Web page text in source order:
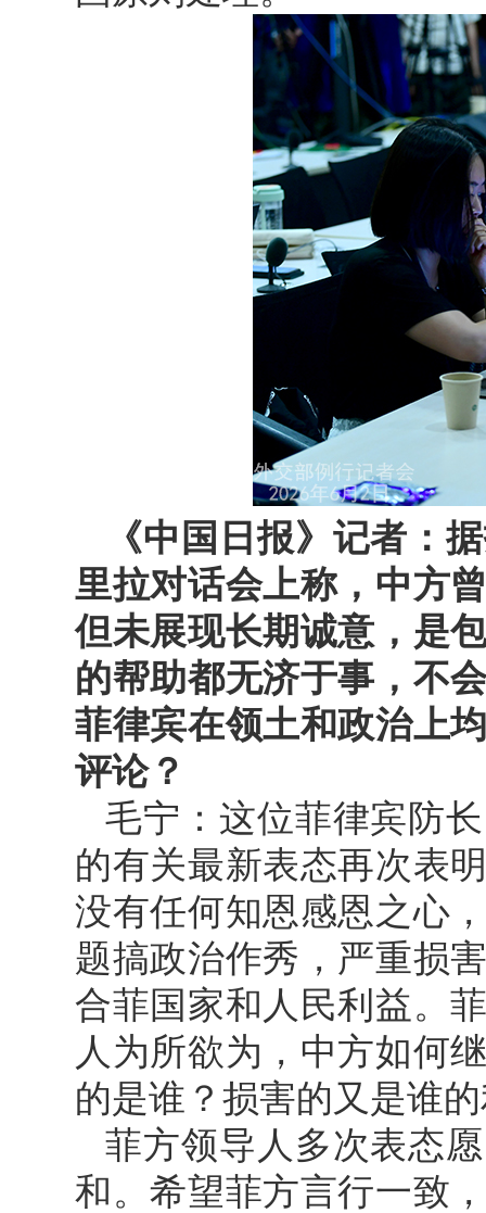
《中国日报》记者：
里拉对话会上称，中方
但未展现长期诚意，是
的帮助都无济于事，不
菲律宾在领土和政治上
评论？
毛宁：这位菲律宾防
的有关最新表态再次表
没有任何知恩感恩之心
题搞政治作秀，严重损
合菲国家和人民利益。
人为所欲为，中方如何
的是谁？损害的又是谁
菲方领导人多次表态
和。希望菲方言行一致